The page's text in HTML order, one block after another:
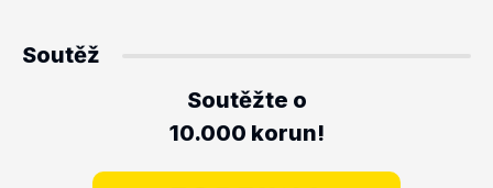
Soutěž
Soutěžte o
10.000 korun!